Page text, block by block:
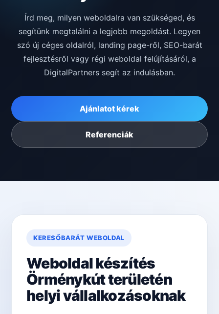
Írd meg, milyen weboldalra van szükséged, és
segítünk megtalálni a legjobb megoldást. Legyen
szó új céges oldalról, landing page-ről, SEO-barát
fejlesztésről vagy régi weboldal felújításáról, a
DigitalPartners segít az indulásban.
Ajánlatot kérek
Referenciák
KERESŐBARÁT WEBOLDAL
Weboldal készítés
Örménykút területén
helyi vállalkozásoknak